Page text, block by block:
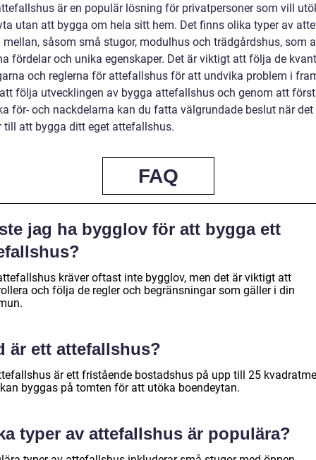
är en populär lösning för privatpersoner som vill
utan att bygga om hela sitt hem. Det finns olika typer av
såsom små stugor, modulhus och trädgårdshus, som
fördelar och unika egenskaper. Det är viktigt att följa de
och reglerna för attefallshus för att undvika problem i
följa utvecklingen av bygga attefallshus och genom att
för- och nackdelarna kan du fatta välgrundade beslut när det
till att bygga ditt eget attefallshus.
FAQ
jag ha bygglov för att bygga ett
kräver oftast inte bygglov, men det är viktigt att
och följa de regler och begränsningar som gäller i din
är ett attefallshus?
är ett fristående bostadshus på upp till 25
byggas på tomten för att utöka boendeytan.
typer av attefallshus är populära?